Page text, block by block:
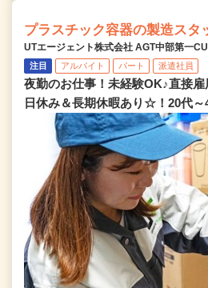
プラスチック容器の製造スタ
UTエージェント株式会社 AGT中部第一
注目 アルバイト パート 派遣社員
夜勤のお仕事！未経験OK♪直接
日休み＆長期休暇あり☆！20代～